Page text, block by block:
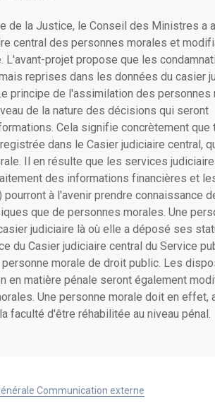
de la Justice, le Conseil des Ministres a
central des personnes morales et
projet propose que les
reprises dans les données du casier
principe de l'assimilation des personnes
de la nature des décisions qui seront
Cela signifie concrètement que
dans le Casier judiciaire central,
Il en résulte que les services
des informations financières et
à l'avenir prendre connaissance
que de personnes morales. Une
judiciaire là où elle a déposé ses
du Casier judiciaire central du Service
morale de droit public. Les
en matière pénale seront également
Une personne morale doit en effet,
faculté d'être réhabilitée au niveau pénal.
Communication externe